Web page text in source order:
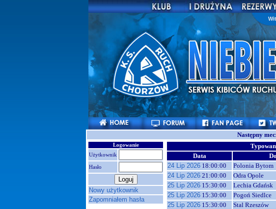
Następny
Logowanie
Użytkownik
Hasło
Nowy użytkownik
Zapomniałem hasła
Data
24 Lip 2026 18:00:00 Polonia Bytom
24 Lip 2026 21:00:00 Odra Opole
25 Lip 2026 15:30:00 Lechia Gdańsk
25 Lip 2026 15:30:00 Pogoń Siedlce
25 Lip 2026 15:30:00 Stal Rzeszów